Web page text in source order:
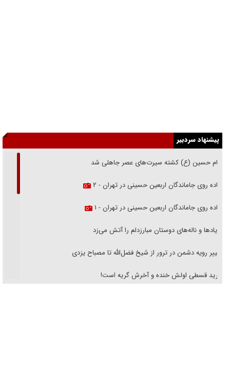
پیشنهاد سردبیر
امام حسین (ع) کشته سیرت‌های عصر جاهلی شد
پیاده روی جاماندگان اربعین حسینی در تهران - ۲
پیاده روی جاماندگان اربعین حسینی در تهران - ۱
فریاد‌ها و ناله‌های دوستان مبارزدلم را آتش می‌زد
تغییر رویه دشمن در ترور از شیخ فضل‌الله تا مصباح یزدی
خرید قسطی اولش خنده و آخرش گریه است!